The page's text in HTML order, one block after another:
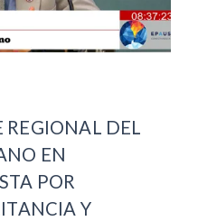
REGIONAL DEL
EN
POR
Y